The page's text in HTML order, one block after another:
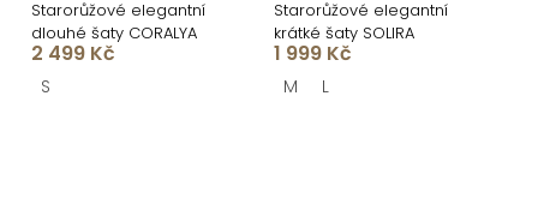
Starorůžové elegantní
dlouhé šaty CORALYA
2 499 Kč
S
Starorůžové elegantní
krátké šaty SOLIRA
1 999 Kč
M L